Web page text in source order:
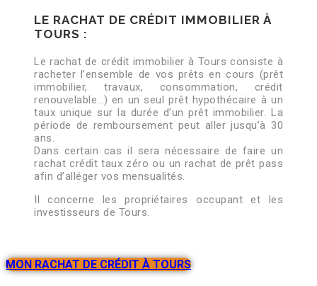
LE RACHAT DE CRÉDIT IMMOBILIER À
TOURS :
Le rachat de crédit immobilier à Tours consiste à
racheter l’ensemble de vos prêts en cours (prêt
immobilier, travaux, consommation, crédit
renouvelable…) en un seul prêt hypothécaire à un
taux unique sur la durée d’un prêt immobilier. La
période de remboursement peut aller jusqu’à 30
ans.
Dans certain cas il sera nécessaire de faire un
rachat crédit taux zéro ou un rachat de prêt pass
afin d’alléger vos mensualités.
Il concerne les propriétaires occupant et les
investisseurs de Tours.
MON RACHAT DE CRÉDIT À TOURS